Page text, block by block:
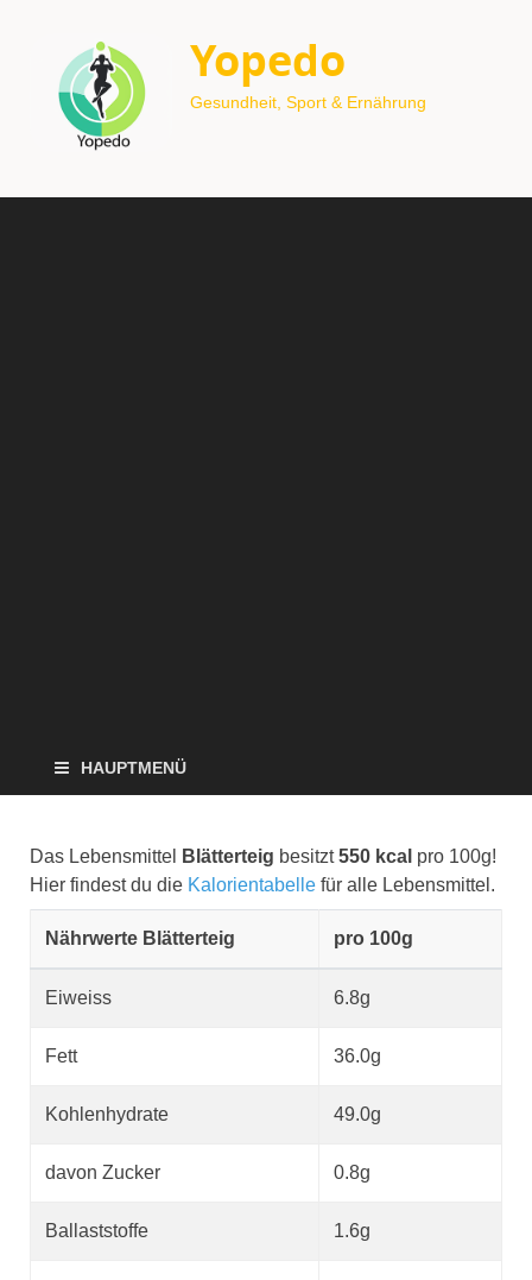
Yopedo
Gesundheit, Sport & Ernährung
HAUPTMENÜ
Das Lebensmittel Blätterteig besitzt550 kcal pro 100g!
Hier findest du die Kalorientabelle für alle Lebensmittel.
Nährwerte Blätterteig pro 100g
Eiweiss 6.8g
Fett 36.0g
Kohlenhydrate 49.0g
davon Zucker 0.8g
Ballaststoffe 1.6g